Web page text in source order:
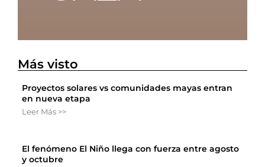
Más visto
Proyectos solares vs comunidades mayas entran
en nueva etapa
Leer Más >>
El fenómeno El Niño llega con fuerza entre agosto
y octubre